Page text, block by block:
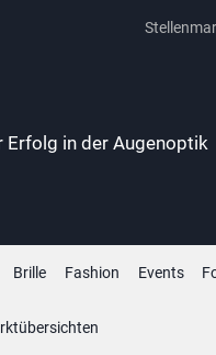
Erfolg in der Augenoptik
Brille Fashion Events